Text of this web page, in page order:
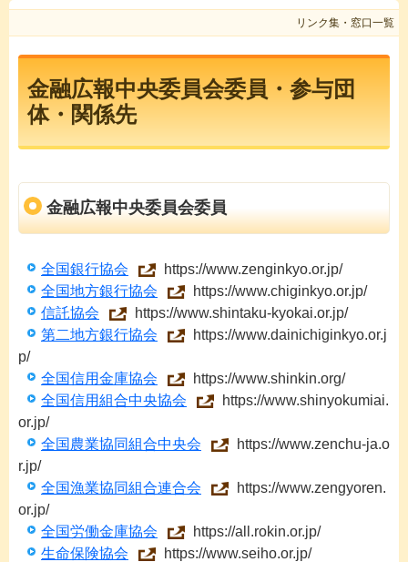
リンク集・窓口一覧
金融広報中央委員会委員・参与団
体・関係先
金融広報中央委員会委員
全国銀行協会
https://www.zenginkyo.or.jp/
全国地方銀行協会
https://www.chiginkyo.or.jp/
信託協会
https://www.shintaku-kyokai.or.jp/
第二地方銀行協会
https://www.dainichiginkyo.or.j
p/
全国信用金庫協会
https://www.shinkin.org/
全国信用組合中央協会
https://www.shinyokumiai.
or.jp/
全国農業協同組合中央会
https://www.zenchu-ja.o
r.jp/
全国漁業協同組合連合会
https://www.zengyoren.
or.jp/
全国労働金庫協会
https://all.rokin.or.jp/
生命保険協会
https://www.seiho.or.jp/